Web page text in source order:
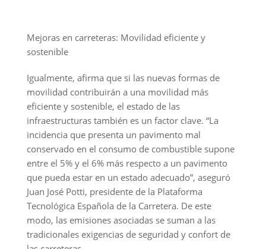
Mejoras en carreteras: Movilidad eficiente y
sostenible
Igualmente, afirma que si las nuevas formas de
movilidad contribuirán a una movilidad más
eficiente y sostenible, el estado de las
infraestructuras también es un factor clave. “La
incidencia que presenta un pavimento mal
conservado en el consumo de combustible supone
entre el 5% y el 6% más respecto a un pavimento
que pueda estar en un estado adecuado”, aseguró
Juan José Potti, presidente de la Plataforma
Tecnológica Española de la Carretera. De este
modo, las emisiones asociadas se suman a las
tradicionales exigencias de seguridad y confort de